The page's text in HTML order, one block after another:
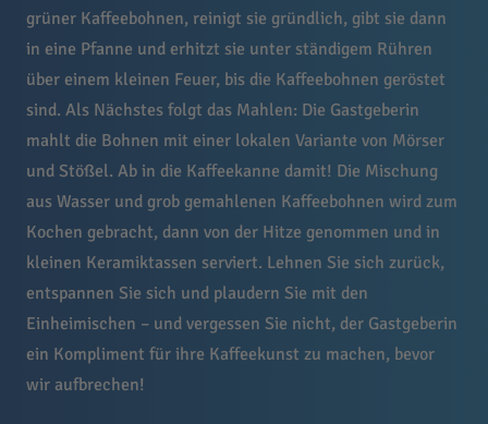
grüner Kaffeebohnen, reinigt sie gründlich, gibt sie dann
in eine Pfanne und erhitzt sie unter ständigem Rühren
über einem kleinen Feuer, bis die Kaffeebohnen geröstet
sind. Als Nächstes folgt das Mahlen: Die Gastgeberin
mahlt die Bohnen mit einer lokalen Variante von Mörser
und Stößel. Ab in die Kaffeekanne damit! Die Mischung
aus Wasser und grob gemahlenen Kaffeebohnen wird zum
Kochen gebracht, dann von der Hitze genommen und in
kleinen Keramiktassen serviert. Lehnen Sie sich zurück,
entspannen Sie sich und plaudern Sie mit den
Einheimischen – und vergessen Sie nicht, der Gastgeberin
ein Kompliment für ihre Kaffeekunst zu machen, bevor
wir aufbrechen!